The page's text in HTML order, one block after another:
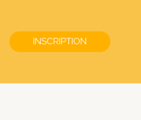
INSCRIPTION